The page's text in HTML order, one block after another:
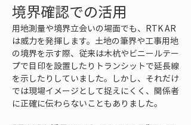
境界確認での活用
用地測量や境界立会いの場面でも、RTK AR
は威力を発揮します。土地の筆界や工事用地
の境界を示す際、従来は木杭やビニールテー
プで目印を設置したりトランシットで延長線
を示したりしていました。しかし、それだけ
では現場イメージとして捉えにくく、関係者
に正確に伝わらないこともありました。